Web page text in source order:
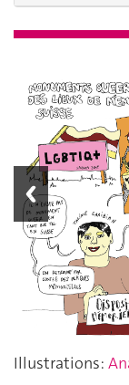
Illustrations: